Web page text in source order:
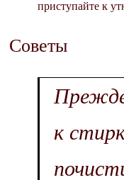
приступайте к
Советы
к